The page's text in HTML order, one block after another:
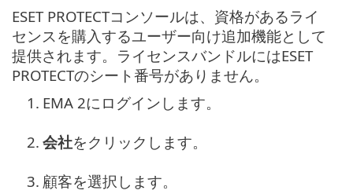
ESET PROTECTコンソールは、資格があるライ
センスを購入するユーザー向け追加機能として
提供されます。ライセンスバンドルにはESET
PROTECTのシート番号がありません。
1. EMA 2にログインします。
2. 会社をクリックします。
3. 顧客を選択します。